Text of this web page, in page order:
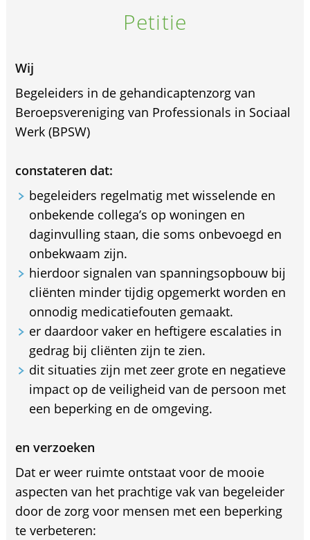
Petitie
Wij
Begeleiders in de gehandicaptenzorg van
Beroepsvereniging van Professionals in Sociaal
Werk (BPSW)
constateren dat:
begeleiders regelmatig met wisselende en
onbekende collega’s op woningen en
daginvulling staan, die soms onbevoegd en
onbekwaam zijn.
hierdoor signalen van spanningsopbouw bij
cliënten minder tijdig opgemerkt worden en
onnodig medicatiefouten gemaakt.
er daardoor vaker en heftigere escalaties in
gedrag bij cliënten zijn te zien.
dit situaties zijn met zeer grote en negatieve
impact op de veiligheid van de persoon met
een beperking en de omgeving.
en verzoeken
Dat er weer ruimte ontstaat voor de mooie
aspecten van het prachtige vak van begeleider
door de zorg voor mensen met een beperking
te verbeteren: